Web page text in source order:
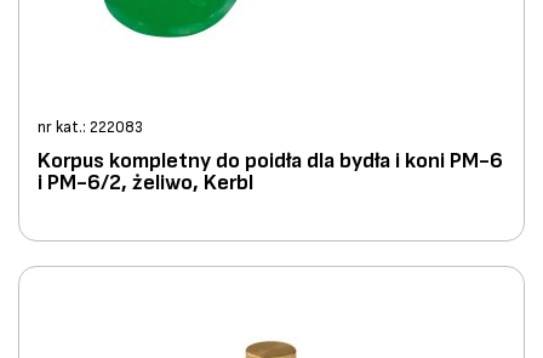
nr kat.: 222083
Korpus kompletny do poidła dla bydła i koni PM-6
i PM-6/2, żeliwo, Kerbl